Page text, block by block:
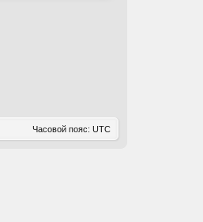
Часовой пояс: UTC